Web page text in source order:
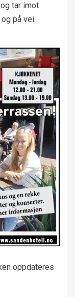
tar imot
på vei.
oppdateres